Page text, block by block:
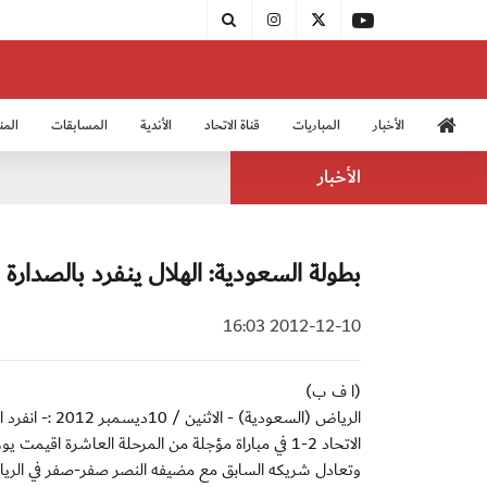
الأخبار المباريات قناة الاتحاد الأندية المسابقات
الأخبار
بطولة السعودية: الهلال ينفرد بالصدارة
2012-12-10 16:03
(ا ف ب)
الرياض
الاتحاد 2-1 في مباراة مؤجلة من المرحلة
وتعادل شريكه السابق مع مضيفه النصر صفر-صفر في